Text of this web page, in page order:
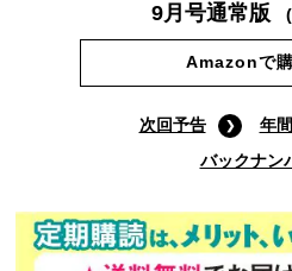
9月号通常版
Amazonで
次回予告
年
バックナン